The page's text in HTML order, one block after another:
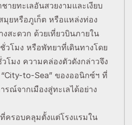
ายทะเลอันสวยงามและเงียบ
มุยหรือภูเก็ต หรือแหล่งท่อง
งสะดวก ด้วยเที่ยวบินภายใน
วโมง หรือพัทยาที่เดินทางโดย
โมง ความคล่องตัวดังกล่าวจึง
to-Sea” ของออนิกซ์ฯ ที่
รณ์จากเมืองสู่ทะเลได้อย่าง
ครอบคลุมตั้งแต่โรงแรมใน